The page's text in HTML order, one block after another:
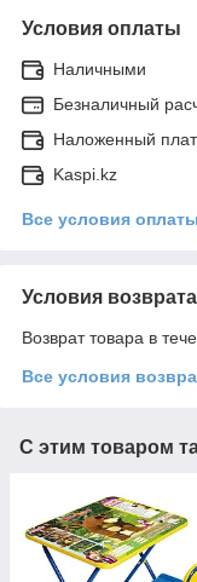
Условия оплаты
Наличными
Безналичный
Наложенный
Kaspi.kz
Все условия оплаты
Условия возврата
Возврат товара в
Все условия
С этим товаром